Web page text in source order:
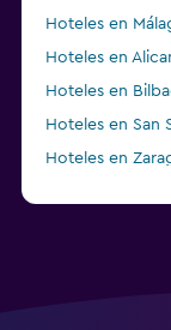
Hoteles en
Hoteles en
Hoteles en
Hoteles en San
Hoteles en